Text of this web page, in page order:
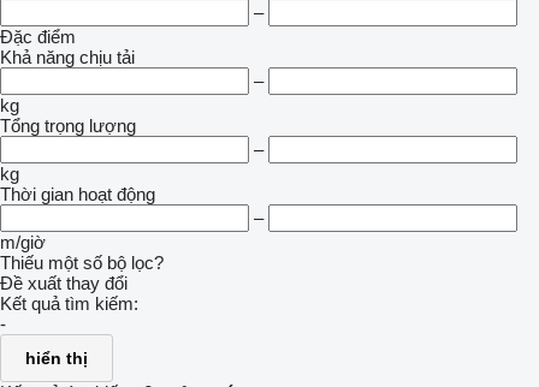
–
Đặc điểm
Khả năng chịu tải
–
kg
Tổng trọng lượng
–
kg
Thời gian hoạt động
–
m/giờ
Thiếu một số bộ lọc?
Đề xuất thay đổi
Kết quả tìm kiếm:
-
hiển thị